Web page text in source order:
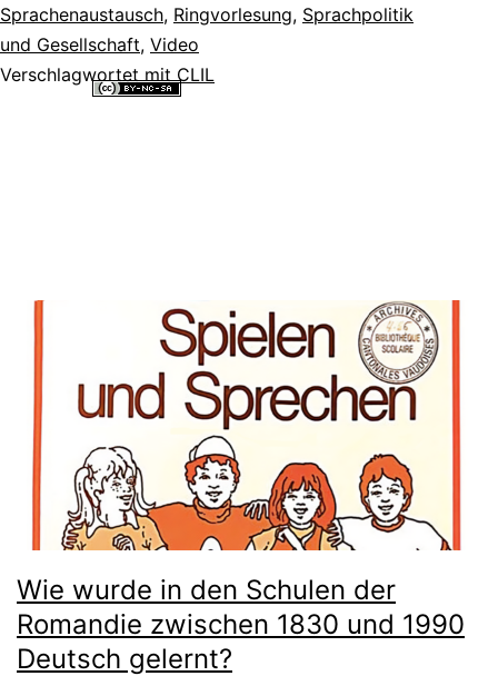
Discourses
on
CLIL
Sprachenaustausch, Ringvorlesung, Sprachpolitik
und Gesellschaft, Video
Verschlagwortet mit CLIL
Wie wurde in den Schulen der
Romandie zwischen 1830 und 1990
Deutsch gelernt?